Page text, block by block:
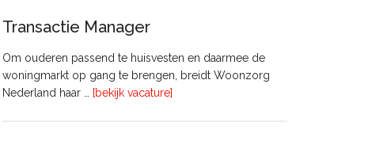
Transactie Manager
Om ouderen passend te huisvesten en daarmee de
woningmarkt op gang te brengen, breidt Woonzorg
Nederland haar …
[bekijk vacature]